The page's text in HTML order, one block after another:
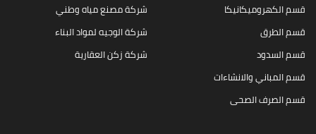
قسم الكهروميكانيكا
قسم الطرق
قسم السدود
قسم المباني والانشاءات
قسم الصرف الصحى
شركة مصنع مياه وطني
شركة الوجيه لمواد البناء
شركة زكن العقارية